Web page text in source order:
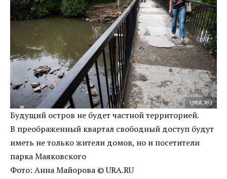
Будущий остров не будет частной территорией.
В преображенный квартал свободный доступ будут
иметь не только жители домов, но и посетители
парка Маяковского
Фото: Анна Майорова © URA.RU